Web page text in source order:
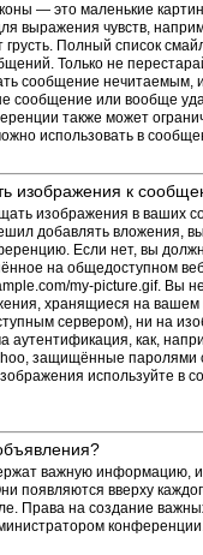
— это маленькие
выражения чувств,
грусть. Полный список
Только не
сообщение нечитаемым,
сообщение или вообще
также может
использовать в
изображения к
изображения в ваших
добавлять вложения,
Если нет, вы
на общедоступном
my-picture.gif. Вы
хранящиеся на вашем
сервером), ни на
аутентификация, как,
защищённые паролями
используйте в
важную информацию,
появляются вверху
Права на создание